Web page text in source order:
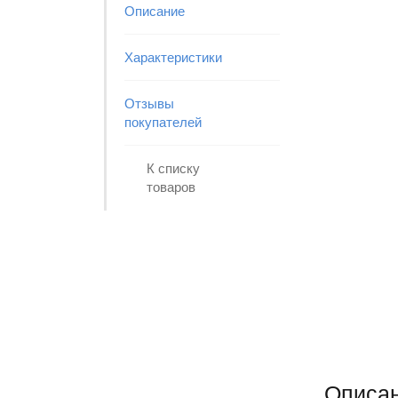
Описание
Характеристики
Отзывы
покупателей
К списку
товаров